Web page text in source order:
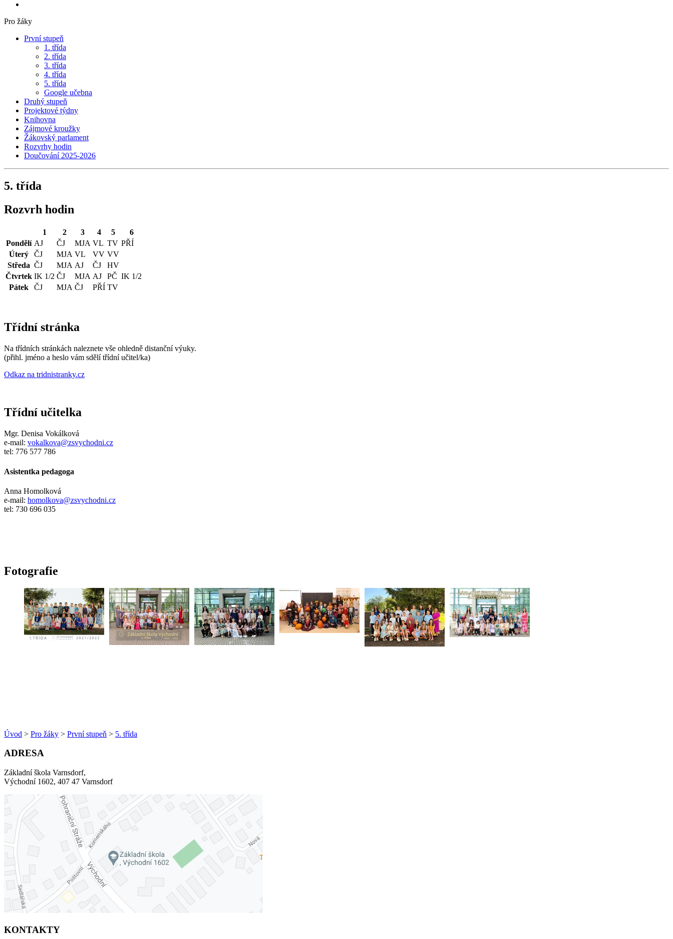
Pro žáky
První stupeň
1. třída
2. třída
3. třída
4. třída
5. třída
Google učebna
Druhý stupeň
Projektové týdny
Knihovna
Zájmové kroužky
Žákovský parlament
Rozvrhy hodin
Doučování 2025-2026
5. třída
Rozvrh hodin
1 2 3 4 5
6
Pondělí AJ ČJ MJA VL TV PŘÍ
Úterý
ČJ MJA VL VV VV
Středa ČJ MJA AJ ČJ
HV
Čtvrtek IK 1/2 ČJ MJA AJ PČ IK 1/2
Pátek
ČJ MJA ČJ PŘÍ TV
Třídní stránka
Na třídních stránkách naleznete vše ohledně distanční výuky.
(přihl. jméno a heslo vám sdělí třídní učitel/ka)
Odkaz na tridnistranky.cz
Třídní učitelka
Mgr. Denisa Vokálková
e-mail: vokalkova@zsvychodni.cz
tel: 776 577 786
Asistentka pedagoga
Anna Homolková
e-mail: homolkova@zsvychodni.cz
tel: 730 696 035
Fotografie
Úvod > Pro žáky > První stupeň > 5. třída
ADRESA
Základní škola Varnsdorf,
Východní 1602, 407 47 Varnsdorf
KONTAKTY